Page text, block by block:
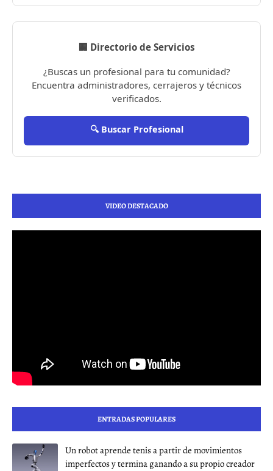
🏢 Directorio de Servicios
¿Buscas un profesional para tu comunidad?
Encuentra administradores, cerrajeros y técnicos
verificados.
🔍 Buscar Profesional
VIDEO DESTACADO
ENTRADAS POPULARES
Un robot aprende tenis a partir de movimientos
imperfectos y termina ganando a su propio creador